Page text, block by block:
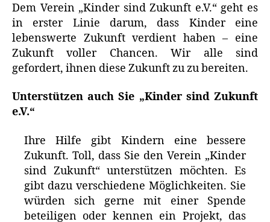
Dem Verein „Kinder sind Zukunft e.V.“ geht es
in erster Linie darum, dass Kinder eine
lebenswerte Zukunft verdient haben – eine
Zukunft voller Chancen. Wir alle sind
gefordert, ihnen diese Zukunft zu zu bereiten.
Unterstützen auch Sie „Kinder sind Zukunft
e.V.“
Ihre Hilfe gibt Kindern eine bessere
Zukunft. Toll, dass Sie den Verein „Kinder
sind Zukunft“ unterstützen möchten. Es
gibt dazu verschiedene Möglichkeiten. Sie
würden sich gerne mit einer Spende
beteiligen oder kennen ein Projekt, das